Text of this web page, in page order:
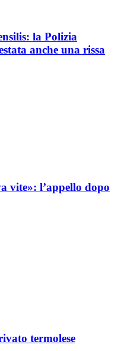
la Polizia
anche una rissa
vite»: l’appello dopo
termolese